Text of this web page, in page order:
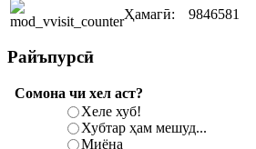
Ҳамагӣ: 9846581
Райъпурсӣ
Сомона чи хел аст?
Хеле хуб!
Хубтар ҳам мешуд...
Миёна